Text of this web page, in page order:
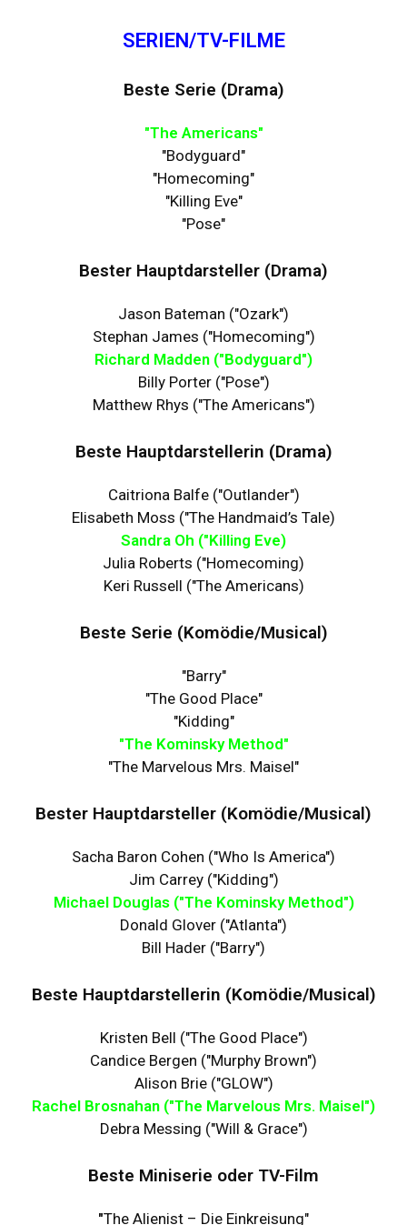
SERIEN/TV-FILME
Beste Serie (Drama)
"The Americans"
"Bodyguard"
"Homecoming"
"Killing Eve"
"Pose"
Bester Hauptdarsteller (Drama)
Jason Bateman ("Ozark")
Stephan James ("Homecoming")
Richard Madden ("Bodyguard")
Billy Porter ("Pose")
Matthew Rhys ("The Americans")
Beste Hauptdarstellerin (Drama)
Caitriona Balfe ("Outlander")
Elisabeth Moss ("The Handmaid’s Tale)
Sandra Oh ("Killing Eve)
Julia Roberts ("Homecoming)
Keri Russell ("The Americans)
Beste Serie (Komödie/Musical)
"Barry"
"The Good Place"
"Kidding"
"The Kominsky Method"
"The Marvelous Mrs. Maisel"
Bester Hauptdarsteller (Komödie/Musical)
Sacha Baron Cohen ("Who Is America")
Jim Carrey ("Kidding")
Michael Douglas ("The Kominsky Method")
Donald Glover ("Atlanta")
Bill Hader ("Barry")
Beste Hauptdarstellerin (Komödie/Musical)
Kristen Bell ("The Good Place")
Candice Bergen ("Murphy Brown")
Alison Brie ("GLOW")
Rachel Brosnahan ("The Marvelous Mrs. Maisel")
Debra Messing ("Will & Grace")
Beste Miniserie oder TV-Film
"The Alienist – Die Einkreisung"